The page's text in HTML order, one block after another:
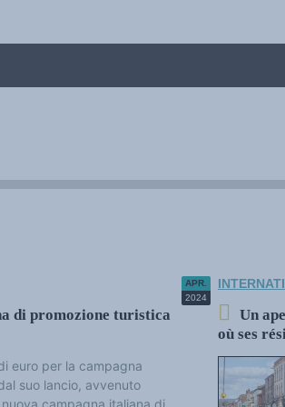
von Beiträgen - Cádiz, 9-12 November 2022
di promozione turistica
euro per la campagna
suo lancio, avvenuto
campagna italiana di
APR.
2024
Un
où ses